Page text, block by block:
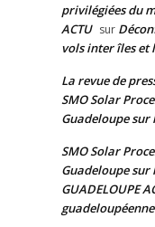
privilégiées du
ACTU sur
vols inter îles et
La revue de
SMO Solar
Guadeloupe
SMO Solar
Guadeloupe
GUADELOUPE